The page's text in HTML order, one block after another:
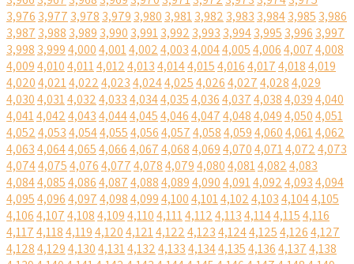
3,976 3,977 3,978 3,979 3,980 3,9813,982 3,983 3,9843,985 3,986
3,987 3,988 3,989 3,990 3,9913,992 3,993 3,9943,995 3,996 3,997
3,998 3,9994,0004,0014,0024,0034,0044,0054,0064,0074,008
4,0094,0104,0114,0124,0134,0144,0154,0164,0174,0184,019
4,0204,0214,0224,0234,0244,0254,0264,0274,0284,029
4,0304,0314,0324,0334,0344,0354,0364,0374,0384,0394,040
4,0414,0424,0434,0444,0454,0464,0474,0484,0494,0504,051
4,0524,0534,0544,0554,0564,0574,0584,0594,0604,0614,062
4,0634,0644,0654,0664,0674,0684,0694,0704,0714,0724,073
4,0744,0754,0764,0774,0784,0794,0804,0814,0824,083
4,0844,0854,0864,0874,0884,0894,0904,0914,0924,0934,094
4,0954,0964,0974,0984,0994,1004,1014,1024,1034,1044,105
4,1064,1074,1084,1094,1104,1114,1124,1134,1144,1154,116
4,1174,1184,1194,1204,1214,1224,1234,1244,1254,1264,127
4,1284,1294,1304,1314,1324,1334,1344,1354,1364,1374,138